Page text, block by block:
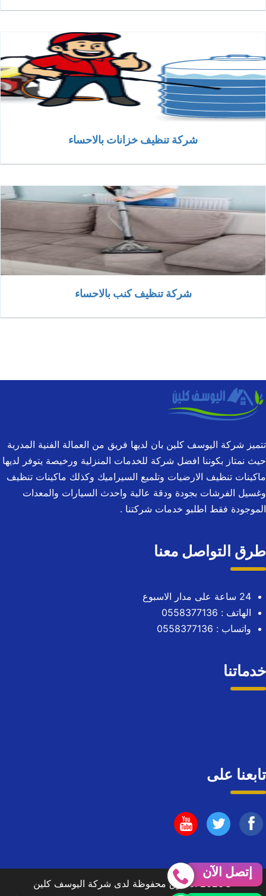
شركة تنظيف خزانات بالاحساء
شركة تنظيف كنب بالاحساء
تتميز شركة اليوسف كلين بان لديها فريق من العمالة الفنية المدربة
حيث نمتاز بكوننا افضل شركة للخدمات المنزلية ورخيصة يتوفر لديها
ماكينات تنظيف الارضيات وتلميع السيراميك وكذلك ماكينات تنظيف
وغسيل الفرشات بجودة ودقة عالية واحدث السيارات والمعدات
الموجودة فقط اطلبو خدمات شركتنا .
طرق التواصل معنا
24 ساعة على مدار الاسبوع
الهاتف : 0558377136
واتساب : 0558377136
خدماتنا
تابعنا على
تابعنا
فيسبوك
تابعنا
يوتيوب
تابعنا
اليوتيوب
©2026 الحقوق محفوظة لدى شركة اليوسف كلين
إتصل الآن